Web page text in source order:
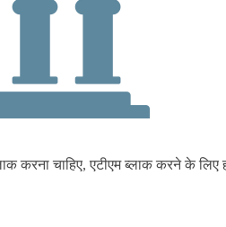
करना चाहिए, एटीएम ब्लाक करने के